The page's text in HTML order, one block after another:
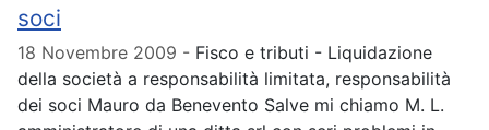
soci
18 Novembre 2009
Fisco e tributi - Liquidazione
della società a responsabilità limitata, responsabilità
dei soci Mauro da Benevento Salve mi chiamo M. L.